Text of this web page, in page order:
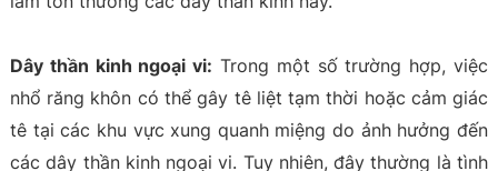
Dây thần kinh ngoại vi: Trong một số trường hợp, việc
nhổ răng khôn có thể gây tê liệt tạm thời hoặc cảm giác
tê tại các khu vực xung quanh miệng do ảnh hưởng đến
các dây thần kinh ngoại vi. Tuy nhiên, đây thường là tình